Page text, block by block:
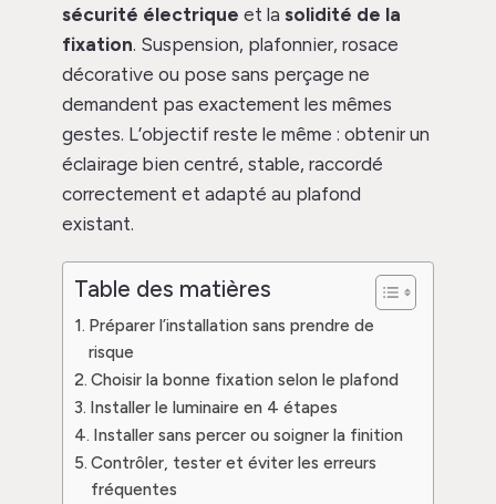
sécurité électrique et la solidité de la
fixation. Suspension, plafonnier, rosace
décorative ou pose sans perçage ne
demandent pas exactement les mêmes
gestes. L’objectif reste le même : obtenir un
éclairage bien centré, stable, raccordé
correctement et adapté au plafond
existant.
Table des matières
Préparer l’installation sans prendre de
risque
Choisir la bonne fixation selon le plafond
Installer le luminaire en 4 étapes
Installer sans percer ou soigner la finition
Contrôler, tester et éviter les erreurs
fréquentes